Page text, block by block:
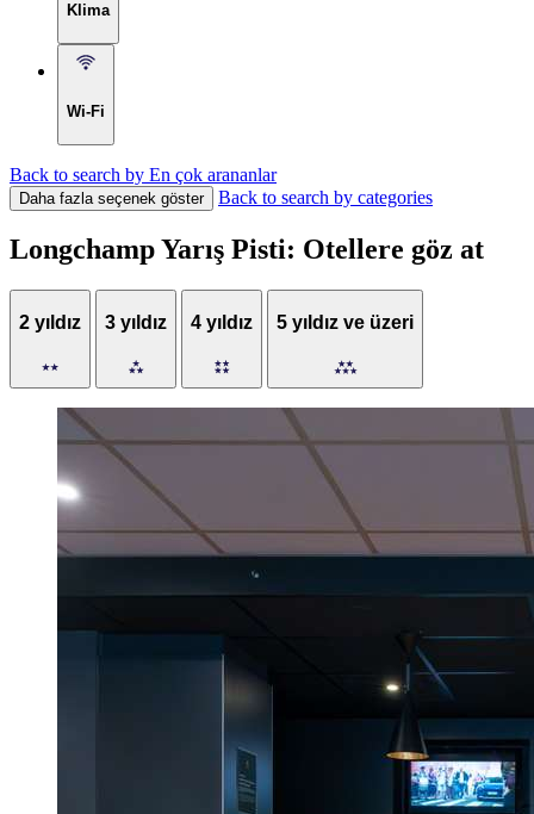
Klima
Wi-Fi
Back to search by En çok arananlar
Daha fazla seçenek göster Back to search by categories
Longchamp Yarış Pisti: Otellere göz at
2 yıldız 3 yıldız 4 yıldız 5 yıldız ve üzeri